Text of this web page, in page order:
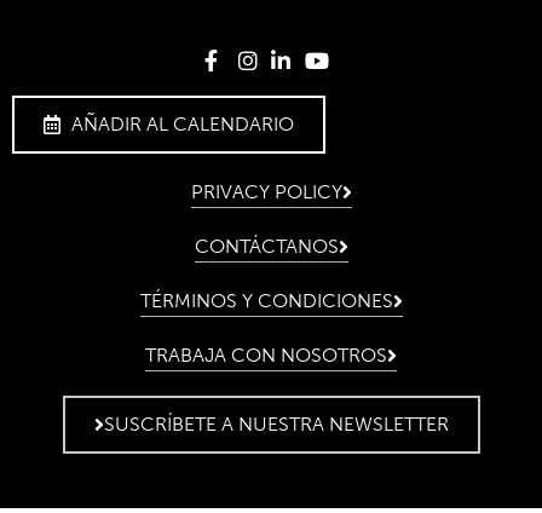
AÑADIR AL CALENDARIO
PRIVACY POLICY
CONTÁCTANOS
TÉRMINOS Y CONDICIONES
TRABAJA CON NOSOTROS
SUSCRÍBETE A NUESTRA NEWSLETTER